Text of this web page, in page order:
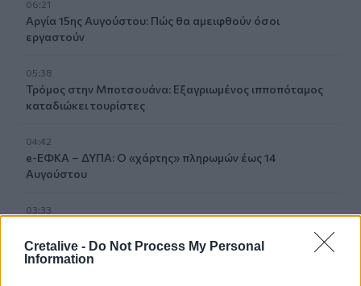
Cretalive - Do Not Process My Personal
Information
06:21
Αργία 15ης Αυγούστου: Πώς θα αμειφθούν όσοι
εργαστούν
05:38
Τρόμος στην Μποτσουάνα: Εξαγριωμένος ιπποπόταμος
καταδιώκει τουρίστες
04:42
e-ΕΦΚΑ – ΔΥΠΑ: Ο «χάρτης» πληρωμών έως 14
Αυγούστου
03:33
02:39